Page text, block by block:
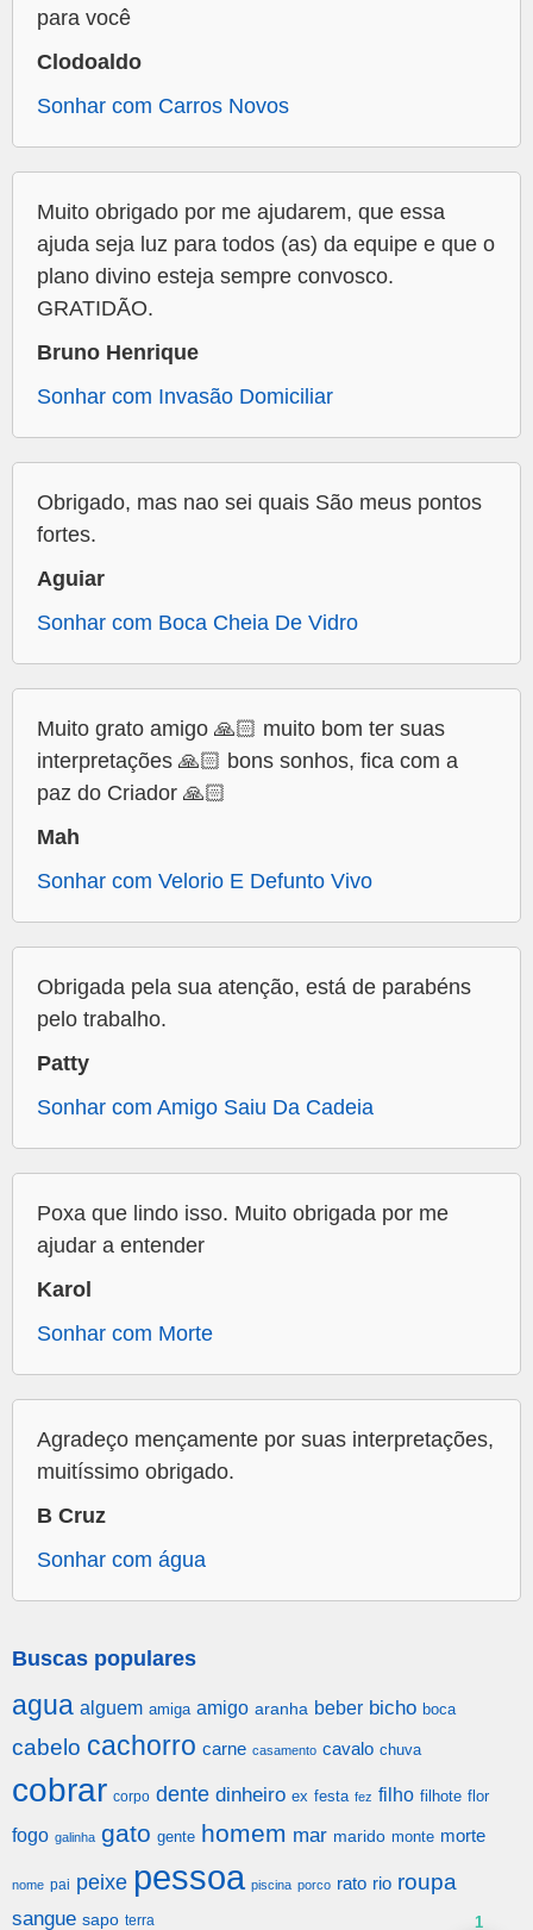
para você
Clodoaldo
Sonhar com Carros Novos
Muito obrigado por me ajudarem, que essa
ajuda seja luz para todos (as) da equipe e que o
plano divino esteja sempre convosco.
GRATIDÃO.
Bruno Henrique
Sonhar com Invasão Domiciliar
Obrigado, mas nao sei quais São meus pontos
fortes.
Aguiar
Sonhar com Boca Cheia De Vidro
Muito grato amigo 🙏🏻 muito bom ter suas
interpretações 🙏🏻 bons sonhos, fica com a
paz do Criador 🙏🏻
Mah
Sonhar com Velorio E Defunto Vivo
Obrigada pela sua atenção, está de parabéns
pelo trabalho.
Patty
Sonhar com Amigo Saiu Da Cadeia
Poxa que lindo isso. Muito obrigada por me
ajudar a entender
Karol
Sonhar com Morte
Agradeço mençamente por suas interpretações,
muitíssimo obrigado.
B Cruz
Sonhar com água
Buscas populares
agua alguem amiga amigo aranha beber bicho boca
cabelo cachorro carne casamento cavalo chuva
cobrar corpo dente dinheiro ex festa fez filho filhote flor
fogo galinha gato gente homem mar marido monte morte
nome pai peixe pessoa piscina porco rato rio roupa
sangue sapo terra 1